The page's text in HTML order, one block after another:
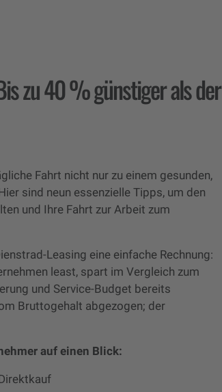
zu 40 % günstiger als der
Fahrt nicht nur zu einem gesunden,
sind neun essenzielle Tipps, um den
und Ihre Fahrt zur Arbeit zum
Leasing eine einfache Rechnung:
least, spart im Vergleich zum
und Service-Budget bereits
Bruttogehalt abgezogen; der
auf einen Blick: